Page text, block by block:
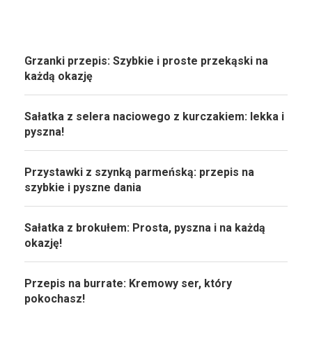
Grzanki przepis: Szybkie i proste przekąski na
każdą okazję
Sałatka z selera naciowego z kurczakiem: lekka i
pyszna!
Przystawki z szynką parmeńską: przepis na
szybkie i pyszne dania
Sałatka z brokułem: Prosta, pyszna i na każdą
okazję!
Przepis na burrate: Kremowy ser, który
pokochasz!